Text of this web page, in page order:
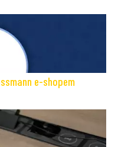
e-shopem